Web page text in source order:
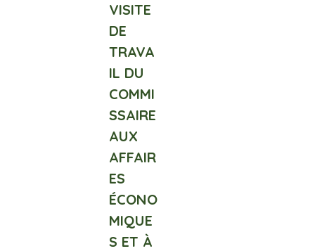
VISITE
DE
TRAVA
IL DU
COMMI
SSAIRE
AUX
AFFAIR
ES
ÉCONO
MIQUE
S ET À